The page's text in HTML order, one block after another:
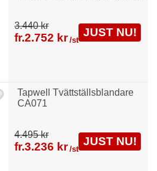
Tapwell Tvättställsblandare
CA071
3.440 kr
fr.2.752 kr /st
JUST NU!
4.495 kr
fr.3.236 kr /st
JUST NU!